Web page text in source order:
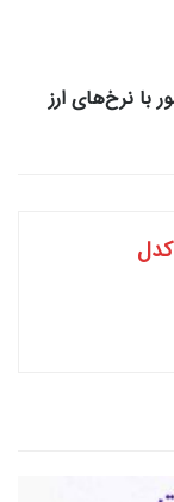
با نرخ‌های ارز